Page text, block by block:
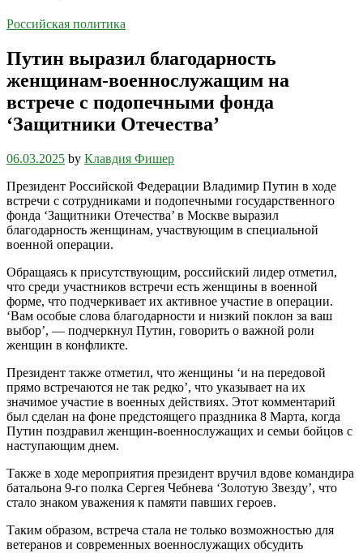
Российская политика
Путин выразил благодарность
женщинам-военнослужащим на
встрече с подопечными фонда
‘Защитники Отечества’
06.03.2025 by Клавдия Фишер
Президент Российской Федерации Владимир Путин в ходе
встречи с сотрудниками и подопечными государственного
фонда ‘Защитники Отечества’ в Москве выразил
благодарность женщинам, участвующим в специальной
военной операции.
Обращаясь к присутствующим, российский лидер отметил,
что среди участников встречи есть женщины в военной
форме, что подчеркивает их активное участие в операции.
‘Вам особые слова благодарности и низкий поклон за ваш
выбор’, — подчеркнул Путин, говорить о важной роли
женщин в конфликте.
Президент также отметил, что женщины ‘и на передовой
прямо встречаются не так редко’, что указывает на их
значимое участие в военных действиях. Этот комментарий
был сделан на фоне предстоящего праздника 8 Марта, когда
Путин поздравил женщин-военнослужащих и семьи бойцов с
наступающим днем.
Также в ходе мероприятия президент вручил вдове командира
батальона 9-го полка Сергея Чебнева ‘Золотую Звезду’, что
стало знаком уважения к памяти павших героев.
Таким образом, встреча стала не только возможностью для
ветеранов и современных военнослужащих обсудить